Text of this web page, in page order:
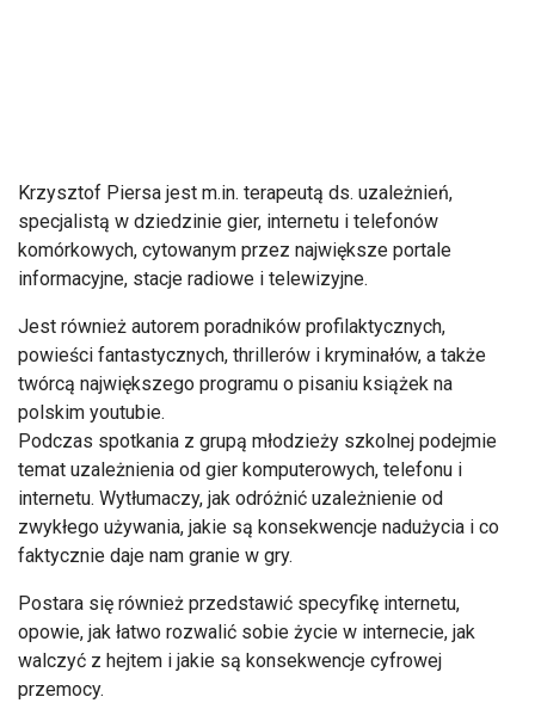
Krzysztof Piersa jest m.in. terapeutą ds. uzależnień,
specjalistą w dziedzinie gier, internetu i telefonów
komórkowych, cytowanym przez największe portale
informacyjne, stacje radiowe i telewizyjne.
Jest również autorem poradników profilaktycznych,
powieści fantastycznych, thrillerów i kryminałów, a także
twórcą największego programu o pisaniu książek na
polskim youtubie.
Podczas spotkania z grupą młodzieży szkolnej podejmie
temat uzależnienia od gier komputerowych, telefonu i
internetu. Wytłumaczy, jak odróżnić uzależnienie od
zwykłego używania, jakie są konsekwencje nadużycia i co
faktycznie daje nam granie w gry.
Postara się również przedstawić specyfikę internetu,
opowie, jak łatwo rozwalić sobie życie w internecie, jak
walczyć z hejtem i jakie są konsekwencje cyfrowej
przemocy.